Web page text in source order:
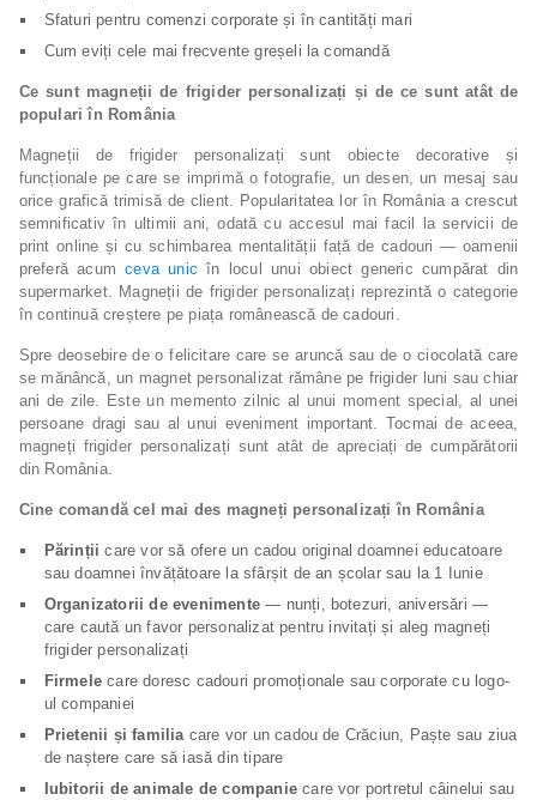
Sfaturi pentru comenzi corporate și în cantități mari
Cum eviți cele mai frecvente greșeli la comandă
Ce sunt magneții de frigider personalizați și de ce sunt atât de
populari în România
Magneții de frigider personalizați sunt obiecte decorative și
funcționale pe care se imprimă o fotografie, un desen, un mesaj sau
orice grafică trimisă de client. Popularitatea lor în România a crescut
semnificativ în ultimii ani, odată cu accesul mai facil la servicii de
print online și cu schimbarea mentalității față de cadouri — oamenii
preferă acumceva unic în locul unui obiect generic cumpărat din
supermarket. Magneții de frigider personalizați reprezintă o categorie
în continuă creștere pe piața românească de cadouri.
Spre deosebire de o felicitare care se aruncă sau de o ciocolată care
se mănâncă, un magnet personalizat rămâne pe frigider luni sau chiar
ani de zile. Este un memento zilnic al unui moment special, al unei
persoane dragi sau al unui eveniment important. Tocmai de aceea,
magneți frigider personalizați sunt atât de apreciați de cumpărătorii
din România.
Cine comandă cel mai des magneți personalizați în România
Părinții care vor să ofere un cadou original doamnei educatoare
sau doamnei învățătoare la sfârșit de an școlar sau la 1 Iunie
Organizatorii de evenimente— nunți, botezuri, aniversări —
care caută un favor personalizat pentru invitați și aleg magneți
frigider personalizați
Firmele care doresc cadouri promoționale sau corporate cu logo-
ul companiei
Prietenii și familiacare vor un cadou de Crăciun, Paște sau ziua
de naștere care să iasă din tipare
Iubitorii de animale de companiecare vor portretul câinelui sau